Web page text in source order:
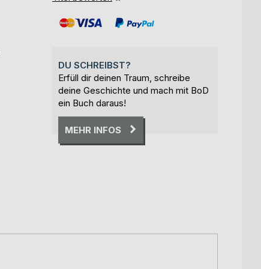
DU SCHREIBST?
Erfüll dir deinen Traum, schreibe
deine Geschichte und mach mit BoD
ein Buch daraus!
MEHR INFOS